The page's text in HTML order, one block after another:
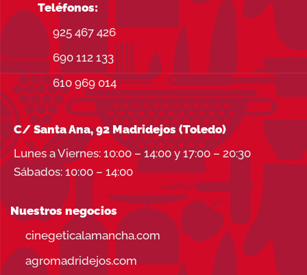
Teléfonos:
925 467 426
690 112 133
610 969 014
C/ Santa Ana, 92 Madridejos (Toledo)
Lunes a Viernes: 10:00 – 14:00 y 17:00 – 20:30
Sábados: 10:00 – 14:00
Nuestros negocios
cinegeticalamancha.com
agromadridejos.com